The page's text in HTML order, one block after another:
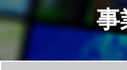
事